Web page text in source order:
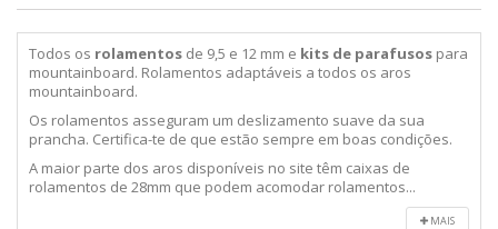
Todos os rolamentos de 9,5 e 12 mm e kits de parafusos para
mountainboard. Rolamentos adaptáveis a todos os aros
mountainboard.
Os rolamentos asseguram um deslizamento suave da sua
prancha. Certifica-te de que estão sempre em boas condições.
A maior parte dos aros disponíveis no site têm caixas de
rolamentos de 28mm que podem acomodar rolamentos...
MAIS